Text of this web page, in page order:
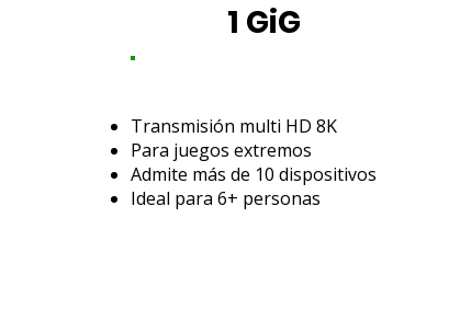
1 GiG
Transmisión multi HD 8K
Para juegos extremos
Admite más de 10 dispositivos
Ideal para 6+ personas